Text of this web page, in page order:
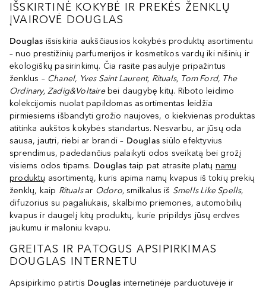
IŠSKIRTINĖ KOKYBĖ IR PREKĖS ŽENKLŲ
ĮVAIROVĖ DOUGLAS
Douglas išsiskiria aukščiausios kokybės produktų asortimentu
– nuo prestižinių parfumerijos ir kosmetikos vardų iki nišinių ir
ekologiškų pasirinkimų. Čia rasite pasaulyje pripažintus
ženklus – Chanel, Yves Saint Laurent, Rituals, Tom Ford, The
Ordinary, Zadig&Voltairebei daugybę kitų. Riboto leidimo
kolekcijomis nuolat papildomas asortimentas leidžia
pirmiesiems išbandyti grožio naujoves, o kiekvienas produktas
atitinka aukštos kokybės standartus. Nesvarbu, ar jūsų oda
sausa, jautri, riebi ar brandi – Douglas siūlo efektyvius
sprendimus, padedančius palaikyti odos sveikatą bei grožį
visiems odos tipams. Douglas taip pat atrasite platų namų
produktų asortimentą, kuris apima namų kvapus iš tokių prekių
ženklų, kaip Ritualsar Odoro,smilkalus iš Smells Like Spells,
difuzorius su pagaliukais, skalbimo priemones, automobilių
kvapus ir daugelį kitų produktų, kurie pripildys jūsų erdves
jaukumu ir maloniu kvapu.
GREITAS IR PATOGUS APSIPIRKIMAS
DOUGLAS INTERNETU
Apsipirkimo patirtis Douglas internetinėje parduotuvėje ir